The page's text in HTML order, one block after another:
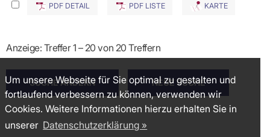
PDF DETAIL PDF LISTE KARTE
Anzeige: Treffer 1 – 20 von 20 Treffern
Um unsere Webseite für Sie optimal zu gestalten und
fortlaufend verbessern zu können, verwenden wir
Cookies. Weitere Informationen hierzu erhalten Sie in
unserer Datenschutzerklärung »